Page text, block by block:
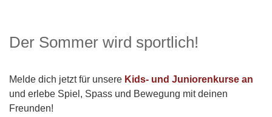
Der Sommer wird sportlich!
Melde dich jetzt für unsere Kids- und Juniorenkurse an
und erlebe Spiel, Spass und Bewegung mit deinen
Freunden!